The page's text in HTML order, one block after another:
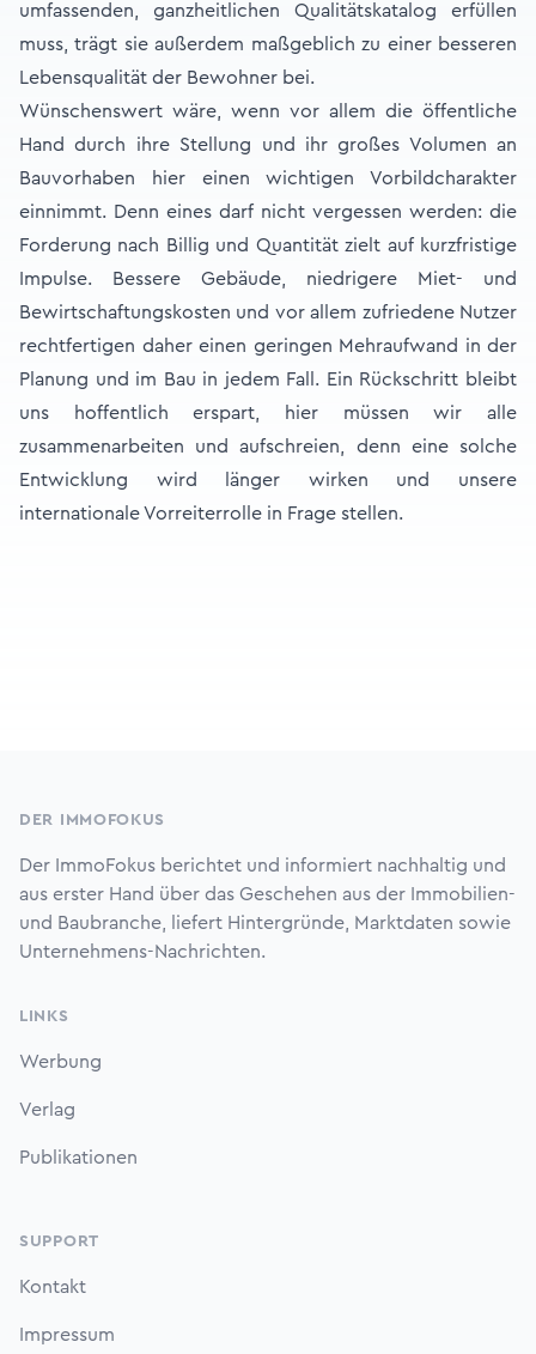
umfassenden, ganzheitlichen Qualitätskatalog erfüllen
muss, trägt sie außerdem maßgeblich zu einer besseren
Lebensqualität der Bewohner bei.
Wünschenswert wäre, wenn vor allem die öffentliche
Hand durch ihre Stellung und ihr großes Volumen an
Bauvorhaben hier einen wichtigen Vorbildcharakter
einnimmt. Denn eines darf nicht vergessen werden: die
Forderung nach Billig und Quantität zielt auf kurzfristige
Impulse. Bessere Gebäude, niedrigere Miet- und
Bewirtschaftungskosten und vor allem zufriedene Nutzer
rechtfertigen daher einen geringen Mehraufwand in der
Planung und im Bau in jedem Fall. Ein Rückschritt bleibt
uns hoffentlich erspart, hier müssen wir alle
zusammenarbeiten und aufschreien, denn eine solche
Entwicklung wird länger wirken und unsere
internationale Vorreiterrolle in Frage stellen.
DER IMMOFOKUS
Der ImmoFokus berichtet und informiert nachhaltig und
aus erster Hand über das Geschehen aus der Immobilien-
und Baubranche, liefert Hintergründe, Marktdaten sowie
Unternehmens-Nachrichten.
LINKS
Werbung
Verlag
Publikationen
SUPPORT
Kontakt
Impressum